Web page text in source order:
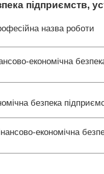
підприємств,
назва роботи
економічна
безпека
економічна